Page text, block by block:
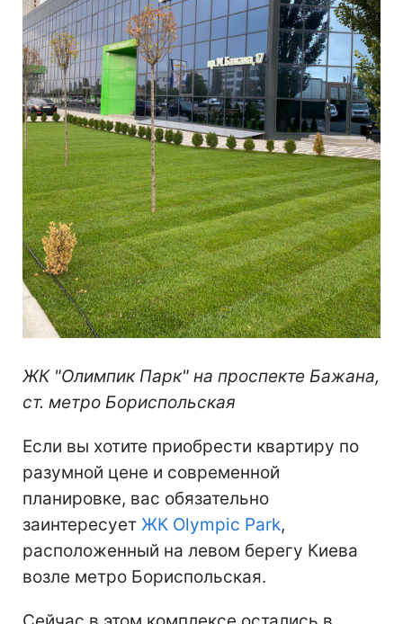
ЖК "Олимпик Парк" на проспекте Бажана,
ст. метро Бориспольская
Если вы хотите приобрести квартиру по
разумной цене и современной
планировке, вас обязательно
заинтересует ЖК Olympic Park,
расположенный на левом берегу Киева
возле метро Бориспольская.